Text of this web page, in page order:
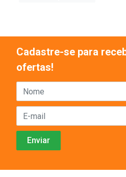
Cadastre-se para
ofertas!